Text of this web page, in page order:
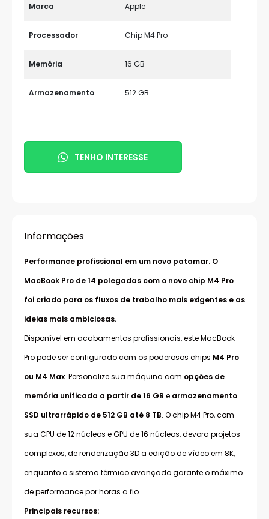
Marca Apple
Processador Chip M4 Pro
Memória 16 GB
Armazenamento 512 GB
TENHO INTERESSE
Informações
Performance profissional em um novo patamar. O
MacBook Pro de 14 polegadas com o novo chip M4 Pro
foi criado para os fluxos de trabalho mais exigentes e as
ideias mais ambiciosas.
Disponível em acabamentos profissionais, este MacBook
Pro pode ser configurado com os poderosos chips M4 Pro
ou M4 Max. Personalize sua máquina com opções de
memória unificada a partir de 16 GB e armazenamento
SSD ultrarrápido de 512 GB até 8 TB. O chip M4 Pro, com
sua CPU de 12 núcleos e GPU de 16 núcleos, devora projetos
complexos, de renderização 3D a edição de vídeo em 8K,
enquanto o sistema térmico avançado garante o máximo
de performance por horas a fio.
Principais recursos: